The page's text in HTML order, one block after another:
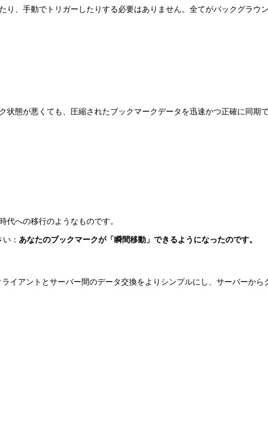
、手動でトリガーしたりする必要はありません。全てがバックグラウ
態が悪くても、圧縮されたブックマークデータを迅速かつ正確に同期で
代への移行のようなものです。
： あなたのブックマークが「瞬間移動」できるようになったのです。
イアントとサーバー間のデータ交換をよりシンプルにし、サーバーか